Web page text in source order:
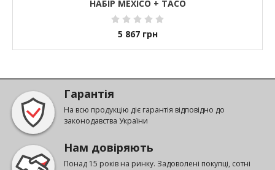
НАБІР MEXICO + TACO
5 867 грн
Гарантія
На всю продукцію діє гарантія відповідно до
законодавства України
Нам довіряють
Понад 15 років на ринку. Задоволені покупці, сотні